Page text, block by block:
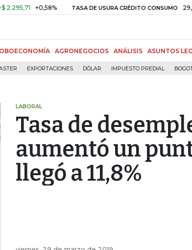
+0,58% TASA DE USURA CRÉDITO CONSUMO 29,66%
AGRONEGOCIOS ANÁLISIS ASUNTOS
EXPORTACIONES DÓLAR IMPUESTO PREDIAL
LABORAL
Tasa de
aumentó un
llegó a 11,8%